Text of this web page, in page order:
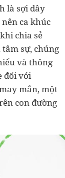
là sợi dây
ca khúc
chia sẻ
sự, chúng
và thông
đối với
mắn, một
con đường